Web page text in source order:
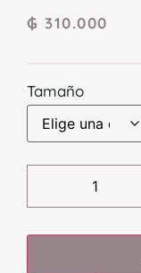
₲ 310.000
Tamaño